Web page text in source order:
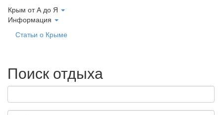
Крым от А до Я
Информация
Статьи о Крыме
Поиск отдыха